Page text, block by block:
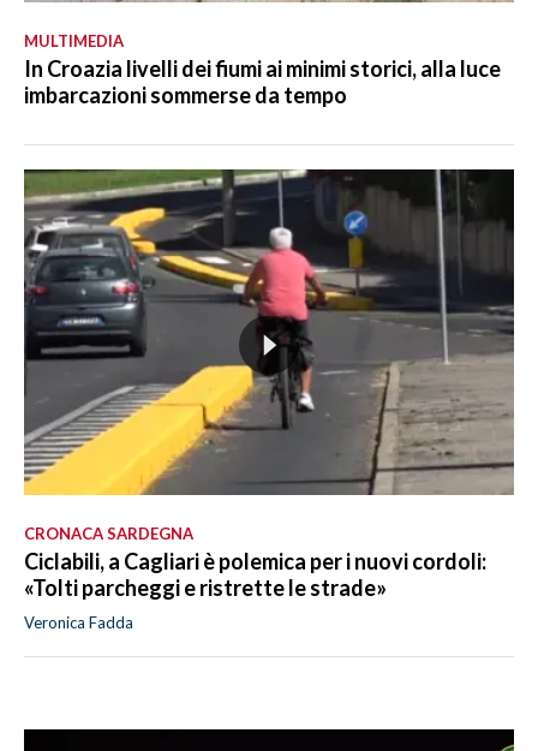
MULTIMEDIA
In Croazia livelli dei fiumi ai minimi storici, alla luce
imbarcazioni sommerse da tempo
CRONACA SARDEGNA
Ciclabili, a Cagliari è polemica per i nuovi cordoli:
«Tolti parcheggi e ristrette le strade»
Veronica Fadda